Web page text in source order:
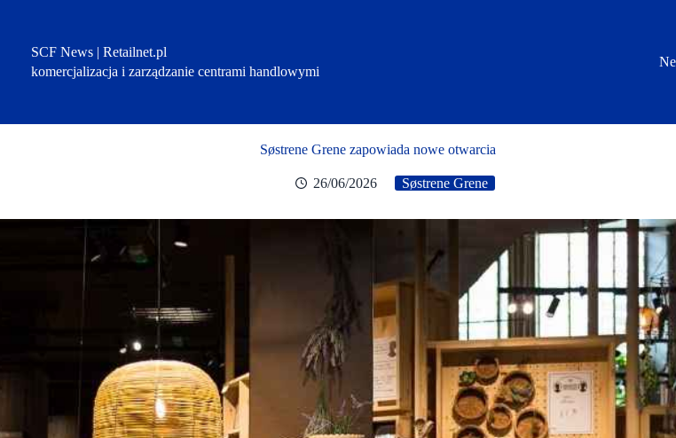
SCF News | Retailnet.pl
komercjalizacja i zarządzanie centrami handlowymi
Søstrene Grene zapowiada nowe otwarcia
26/06/2026 Søstrene Grene